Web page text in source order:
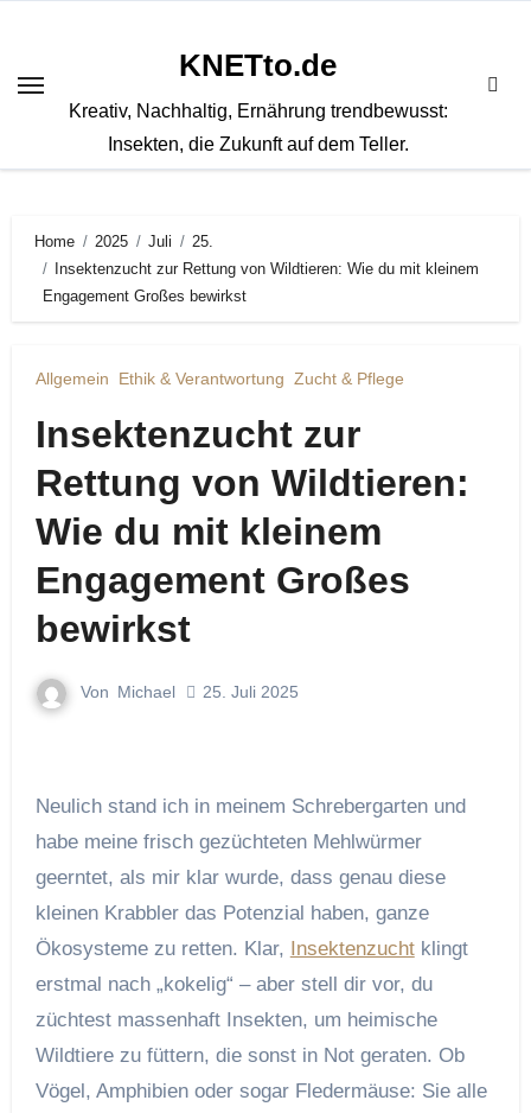
springen
KNETto.de
Kreativ, Nachhaltig, Ernährung trendbewusst:
Insekten, die Zukunft auf dem Teller.
Home 2025 Juli
25.
Insektenzucht zur Rettung von Wildtieren: Wie du mit kleinem
Engagement Großes bewirkst
Allgemein Ethik & Verantwortung Zucht & Pflege
Insektenzucht zur
Rettung von Wildtieren:
Wie du mit kleinem
Engagement Großes
bewirkst
Von Michael 25. Juli 2025
Neulich stand ich in meinem Schrebergarten und
habe meine frisch gezüchteten Mehlwürmer
geerntet, als mir klar wurde, dass genau diese
kleinen Krabbler das Potenzial haben, ganze
Ökosysteme zu retten. Klar, Insektenzuchtklingt
erstmal nach „kokelig“ – aber stell dir vor, du
züchtest massenhaft Insekten, um heimische
Wildtiere zu füttern, die sonst in Not geraten. Ob
Vögel, Amphibien oder sogar Fledermäuse: Sie alle